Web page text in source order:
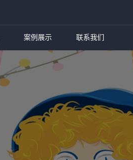
案例展示 联系我们